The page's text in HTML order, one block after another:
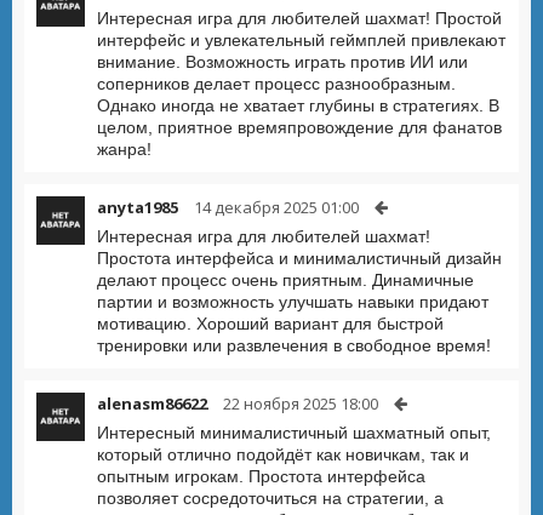
Интересная игра для любителей шахмат! Простой
интерфейс и увлекательный геймплей привлекают
внимание. Возможность играть против ИИ или
соперников делает процесс разнообразным.
Однако иногда не хватает глубины в стратегиях. В
целом, приятное времяпровождение для фанатов
жанра!
anyta1985 14 декабря 2025 01:00
Интересная игра для любителей шахмат!
Простота интерфейса и минималистичный дизайн
делают процесс очень приятным. Динамичные
партии и возможность улучшать навыки придают
мотивацию. Хороший вариант для быстрой
тренировки или развлечения в свободное время!
alenasm86622 22 ноября 2025 18:00
Интересный минималистичный шахматный опыт,
который отлично подойдёт как новичкам, так и
опытным игрокам. Простота интерфейса
позволяет сосредоточиться на стратегии, а